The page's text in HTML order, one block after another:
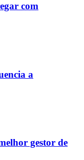
com
a
gestor de